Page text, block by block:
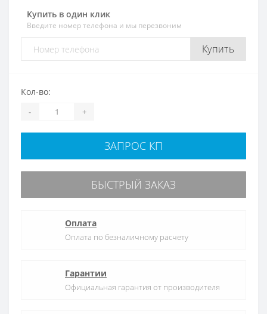
Купить в один клик
Введите номер телефона и мы перезвоним
Купить
Кол-во:
- +
ЗАПРОС КП
БЫСТРЫЙ ЗАКАЗ
Оплата
Оплата по безналичному расчету
Гарантии
Официальная гарантия от производителя